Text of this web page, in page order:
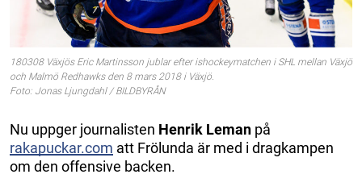
180308 Växjös Eric Martinsson jublar efter ishockeymatchen i SHL mellan Växjö
och Malmö Redhawks den 8 mars 2018 i Växjö.
Foto: Jonas Ljungdahl / BILDBYRÅN
Nu uppger journalisten Henrik Leman på
rakapuckar.com att Frölunda är med i dragkampen
om den offensive backen.